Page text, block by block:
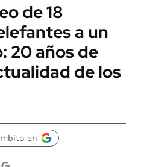
de 18
a un
20 años de
de los
en